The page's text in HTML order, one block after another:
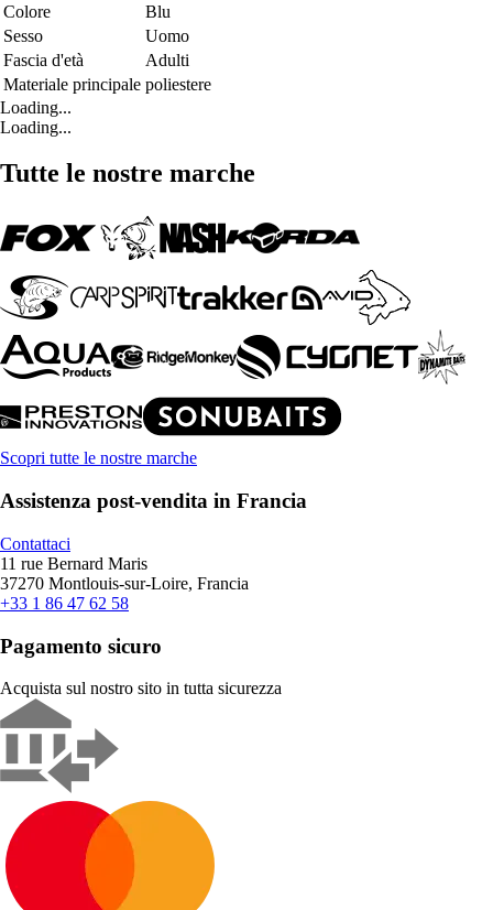
Colore
Blu
Sesso
Uomo
Fascia d'età
Adulti
Materiale principale poliestere
Loading...
Loading...
Tutte le nostre marche
Scopri tutte le nostre marche
Assistenza post-vendita in Francia
Contattaci
11 rue Bernard Maris
37270 Montlouis-sur-Loire, Francia
+33 1 86 47 62 58
Pagamento sicuro
Acquista sul nostro sito in tutta sicurezza